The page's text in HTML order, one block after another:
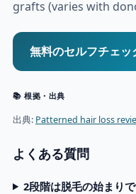
grafts (varies with
無料のセルフチェ
📚 根拠・出典
出典: Patterned hair loss
よくある質問
2段階は脱毛の始まり